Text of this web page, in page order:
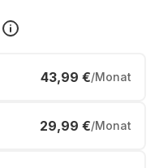
43,99 €/Monat
29,99 €/Monat